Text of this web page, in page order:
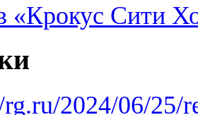
«Крокус Сити
2024/06/25/